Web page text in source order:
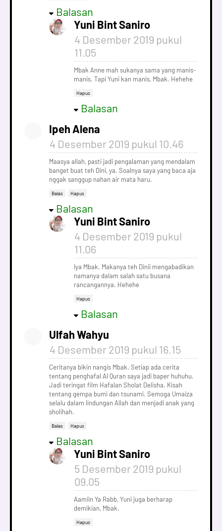
Balasan
Yuni Bint Saniro
4 Desember 2019 pukul
11.05
Mbak Anne mah sukanya sama yang manis-
manis. Tapi Yuni kan manis, Mbak. Hehehe
Hapus
Balasan
Ipeh Alena
4 Desember 2019 pukul 10.46
Maasya allah, pasti jadi pengalaman yang mendalam
banget buat teh Dini, ya. Soalnya saya yang baca aja
nggak sanggup nahan air mata haru.
Balas Hapus
Balasan
Yuni Bint Saniro
4 Desember 2019 pukul
11.06
Iya Mbak. Makanya teh Dinii mengabadikan
namanya dalam salah satu busana
rancangannya. Hehehe
Hapus
Balasan
Ulfah Wahyu
4 Desember 2019 pukul 16.15
Ceritanya bikin nangis Mbak. Setiap ada cerita
tentang penghafal Al Quran saya jadi baper huhuhu.
Jadi teringat film Hafalan Sholat Delisha. Kisah
tentang gempa bumi dan tsunami. Semoga Umaiza
selalu dalam lindungan Allah dan menjadi anak yang
sholihah.
Balas Hapus
Balasan
Yuni Bint Saniro
5 Desember 2019 pukul
09.05
Aamiin Ya Rabb, Yuni juga berharap
demikian, Mbak.
Hapus